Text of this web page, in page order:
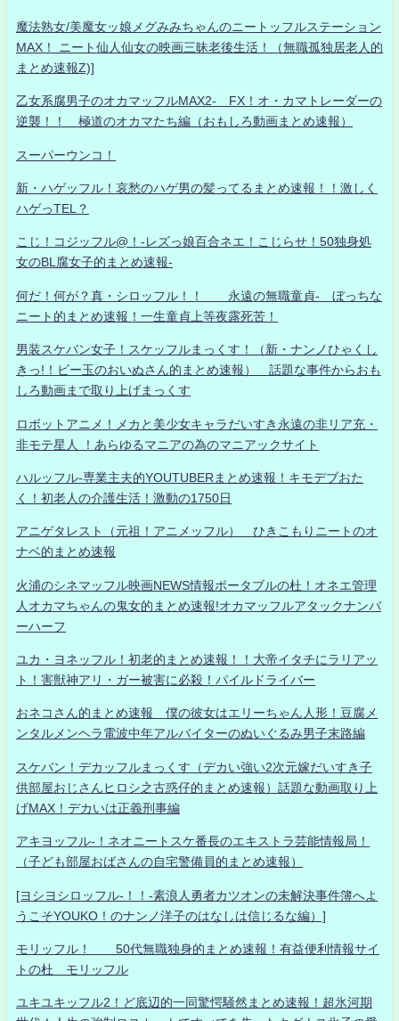
魔法熟女/美魔女ッ娘メグみみちゃんのニートッフルステーション
MAX！ ニート仙人仙女の映画三昧老後生活！（無職孤独居老人的
まとめ速報Z)]
乙女系腐男子のオカマッフルMAX2- FX！オ・カマトレーダーの
逆襲！！ 極道のオカマたち編（おもしろ動画まとめ速報）
スーパーウンコ！
新・ハゲッフル！哀愁のハゲ男の髪ってるまとめ速報！！激しく
ハゲっTEL？
こじ！コジッフル@！-レズっ娘百合ネエ！こじらせ！50独身処
女のBL腐女子的まとめ速報-
何だ！何が？真・シロッフル！！ 永遠の無職童貞- ぼっちな
ニート的まとめ速報！一生童貞上等夜露死苦！
男装スケバン女子！スケッフルまっくす！（新・ナンノひゃくし
きっ!！ビー玉のおいぬさん的まとめ速報） 話題な事件からおも
しろ動画まで取り上げまっくす
ロボットアニメ！メカと美少女キャラだいすき永遠の非リア充・
非モテ星人 ！あらゆるマニアの為のマニアックサイト
ハルッフル-専業主夫的YOUTUBERまとめ速報！キモデブおた
く！初老人の介護生活！激動の1750日
アニゲタレスト（元祖！アニメッフル） ひきこもりニートのオ
ナベ的まとめ速報
火浦のシネマッフル映画NEWS情報ポータブルの杜！オネエ管理
人オカマちゃんの鬼女的まとめ速報!オカマッフルアタックナンバ
ーハーフ
ユカ・ヨネッフル！初老的まとめ速報！！大帝イタチにラリアッ
ト！害獣神アリ・ガー被害に必殺！パイルドライバー
おネコさん的まとめ速報 僕の彼女はエリーちゃん人形！豆腐メ
ンタルメンヘラ電波中年アルバイターのぬいぐるみ男子末路編
スケバン！デカッフルまっくす（デカい強い2次元嫁だいすき子
供部屋おじさんヒロシ之古惑仔的まとめ速報）話題な動画取り上
げMAX！デカいは正義刑事編
アキヨッフル-！ネオニートスケ番長のエキストラ芸能情報局！
（子ども部屋おばさんの自宅警備員的まとめ速報）
[ヨシヨシロッフル-！！-素浪人勇者カツオンの未解決事件簿へよ
うこそYOUKO！のナンノ洋子のはなしは信じるな編）]
モリッフル！ 50代無職独身的まとめ速報！有益便利情報サイ
トの杜 モリッフル
ユキユキッフル2！ど底辺的一同驚愕騒然まとめ速報！超氷河期